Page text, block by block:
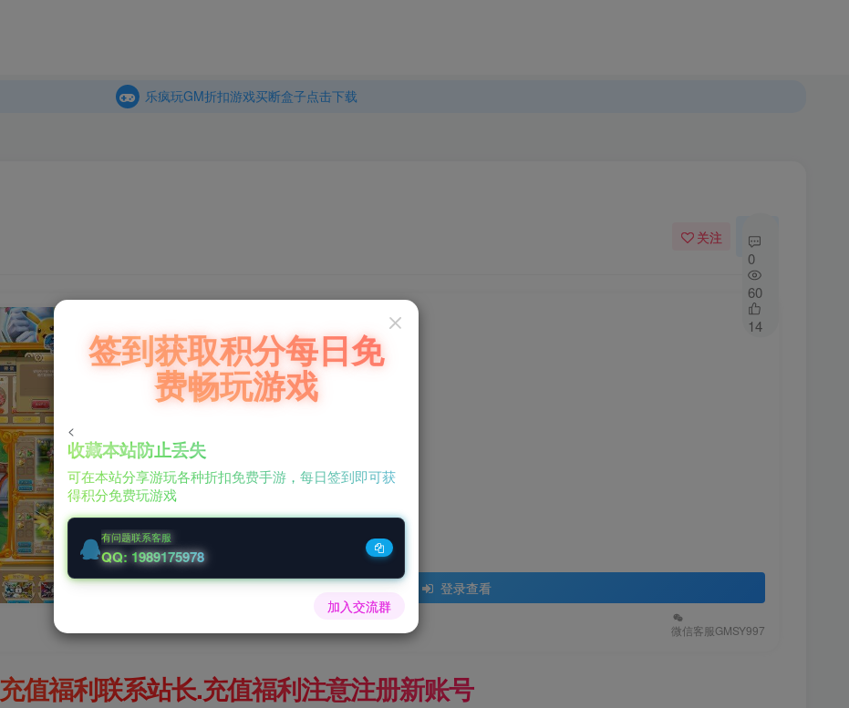
乐疯玩GM折扣游戏买断盒子点击下载
关注 私信
0
60
14
此内容为免费资源，请登录后查看
￥0
登录查看
微信客服GMSY997
充值福利联系站长.充值福利注意注册新账号
签到获取积分每日免
费畅玩游戏
<
收藏本站防止丢失
可在本站分享游玩各种折扣免费手游，每日签到即可获
得积分免费玩游戏
有问题联系客服
QQ: 1989175978
加入交流群